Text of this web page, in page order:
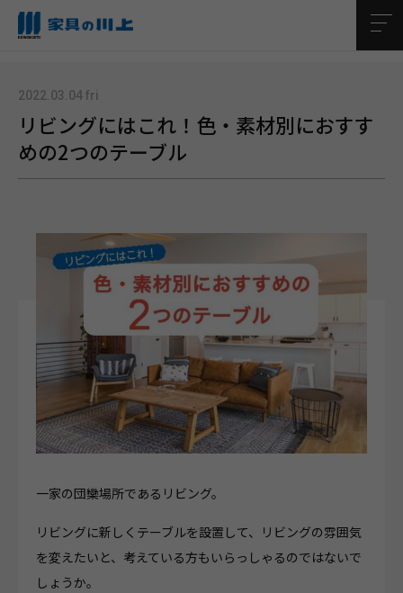
TOP
プロが教える耳寄り情報
リビングにはこれ！色・素材別におすすめの2つのテーブル
2022.03.04 fri
リビングにはこれ！色・素材別におすす
めの2つのテーブル
一家の団欒場所であるリビング。
リビングに新しくテーブルを設置して、リビングの雰囲気
を変えたいと、考えている方もいらっしゃるのではないで
しょうか。